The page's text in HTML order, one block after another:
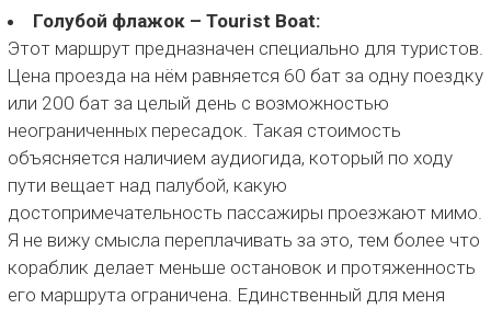
Голубой флажок – Tourist Boat:
Этот маршрут предназначен специально для туристов.
Цена проезда на нём равняется 60 бат за одну поездку
или 200 бат за целый день с возможностью
неограниченных пересадок. Такая стоимость
объясняется наличием аудиогида, который по ходу
пути вещает над палубой, какую
достопримечательность пассажиры проезжают мимо.
Я не вижу смысла переплачивать за это, тем более что
кораблик делает меньше остановок и протяженность
его маршрута ограничена. Единственный для меня